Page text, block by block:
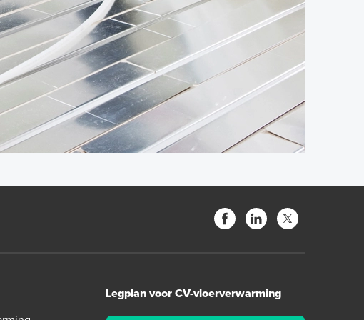
Legplan voor CV-vloerverwarming